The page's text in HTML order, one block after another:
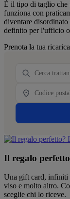
È il tipo di taglio che
funziona con
diventare
definito per l'ufficio
Barra
Prenota la tua
Il regalo
Una gift card, infiniti
viso e molto altro.
sceglie chi lo riceve.